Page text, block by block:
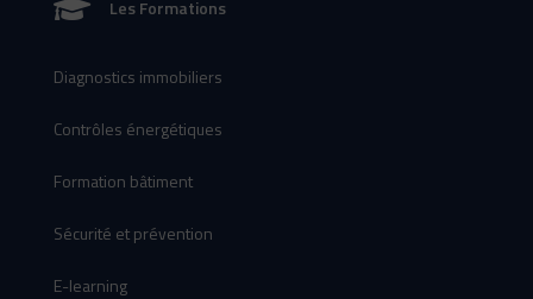
 Les Formations
Diagnostics immobiliers
Contrôles énergétiques
Formation bâtiment
Sécurité et prévention
E-learning